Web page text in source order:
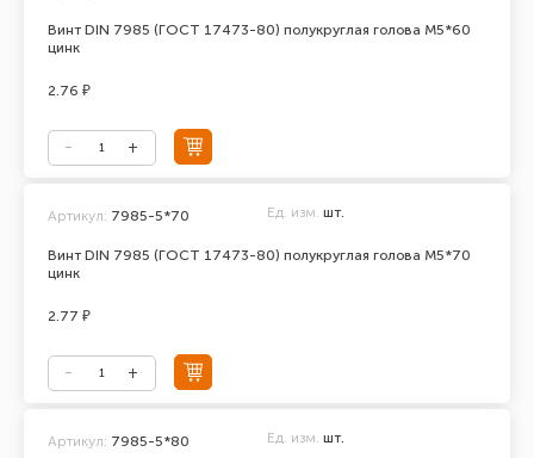
Винт DIN 7985 (ГОСТ 17473-80) полукруглая голова М5*60
цинк
2.76 ₽
Винт DIN 7985 (ГОСТ 17473-80) полукруглая голова М5*70
цинк
Артикул: 7985-5*70 Ед. изм. шт.
2.77 ₽
Артикул: 7985-5*80 Ед. изм. шт.